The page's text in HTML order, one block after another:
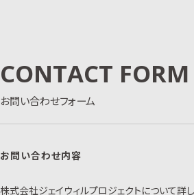
CONTACT FORM
お問い合わせフォーム
お問い合わせ内容
株式会社ジェイウィルプロジェクトについて詳し